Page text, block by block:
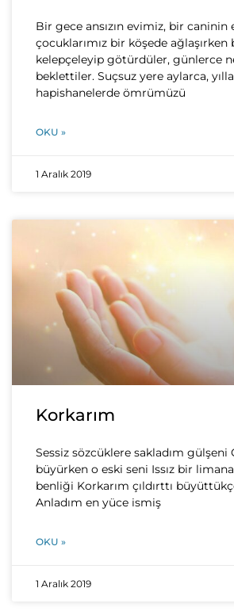
Bir gece ansızın evimiz, bir caninin
çocuklarımız bir köşede ağlaşırken
kelepçeleyip götürdüler, günlerce
beklettiler. Suçsuz yere aylarca,
hapishanelerde ömrümüzü
OKU »
1 Aralık 2019
Korkarım
Sessiz sözcüklere sakladım gülşeni
büyürken o eski seni Issız bir
benliği Korkarım çıldırttı
Anladım en yüce ismiş
OKU »
1 Aralık 2019